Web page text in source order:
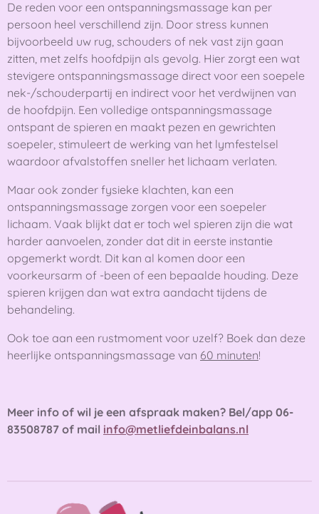
De reden voor een ontspanningsmassage kan per
persoon heel verschillend zijn. Door stress kunnen
bijvoorbeeld uw rug, schouders of nek vast zijn gaan
zitten, met zelfs hoofdpijn als gevolg. Hier zorgt een wat
stevigere ontspanningsmassage direct voor een soepele
nek-/schouderpartij en indirect voor het verdwijnen van
de hoofdpijn. Een volledige ontspanningsmassage
ontspant de spieren en maakt pezen en gewrichten
soepeler, stimuleert de werking van het lymfestelsel
waardoor afvalstoffen sneller het lichaam verlaten.
Maar ook zonder fysieke klachten, kan een
ontspanningsmassage zorgen voor een soepeler
lichaam. Vaak blijkt dat er toch wel spieren zijn die wat
harder aanvoelen, zonder dat dit in eerste instantie
opgemerkt wordt. Dit kan al komen door een
voorkeursarm of -been of een bepaalde houding. Deze
spieren krijgen dan wat extra aandacht tijdens de
behandeling.
Ook toe aan een rustmoment voor uzelf? Boek dan deze
heerlijke ontspanningsmassage van 60 minuten!
Meer info of wil je een afspraak maken? Bel/app 06-
83508787 of mail info@metliefdeinbalans.nl